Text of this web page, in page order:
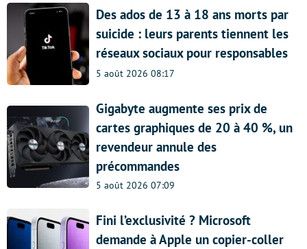
Des ados de 13 à 18 ans morts par
suicide : leurs parents tiennent les
réseaux sociaux pour responsables
5 août 2026 08:17
Gigabyte augmente ses prix de
cartes graphiques de 20 à 40 %, un
revendeur annule des
précommandes
5 août 2026 07:09
Fini l’exclusivité ? Microsoft
demande à Apple un copier-coller